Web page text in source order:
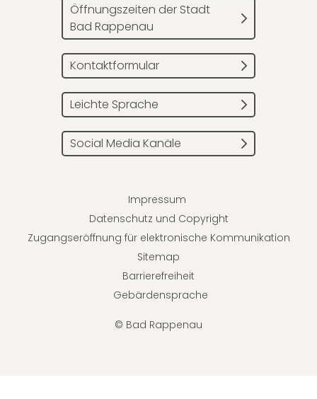
Öffnungszeiten der Stadt
Bad Rappenau
Kontaktformular
Leichte Sprache
Social Media Kanäle
© Bad Rappenau
Impressum
Datenschutz und Copyright
Zugangseröffnung für elektronische Kommunikation
Sitemap
Barrierefreiheit
Gebärdensprache